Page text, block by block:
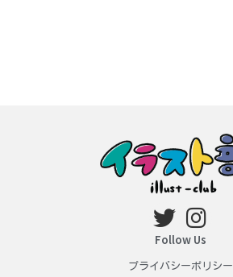
Follow Us
プライバシーポリシー